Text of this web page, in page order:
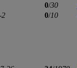
0/30
2 0/10